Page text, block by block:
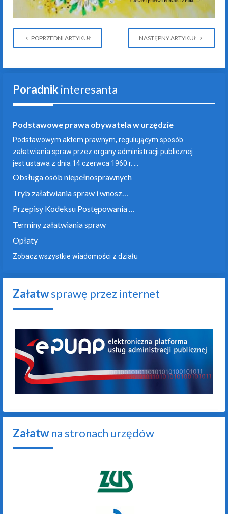
POPRZEDNI ARTYKUŁ NASTĘPNY ARTYKUŁ
Poradnik interesanta
Podstawowe prawa obywatela w urzędzie
Podstawowym aktem prawnym, regulującym sposób
załatwiania spraw przez organy administracji publicznej
jest ustawa z dnia 14 czerwca 1960 r. ...
Obsługa osób niepełnosprawnych
Tryb załatwiania spraw i wnosz…
Przepisy Kodeksu Postępowania …
Terminy załatwiania spraw
Opłaty
Zobacz wszystkie wiadomości z działu
Załatwsprawę przez internet
Załatwna stronach urzędów